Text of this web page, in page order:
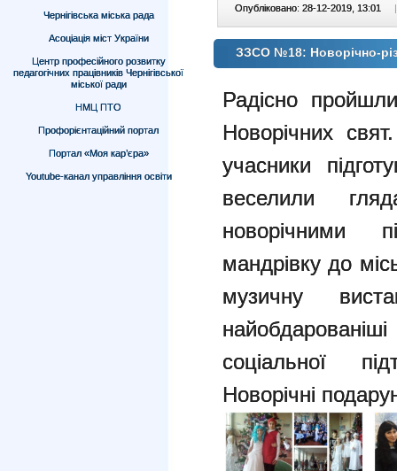
Чернігівська міська рада
Асоціація міст України
Центр професійного розвитку
педагогічних працівників Чернігівської
міської ради
НМЦ ПТО
Профорієнтаційний портал
Портал «Моя кар’єра»
Youtube-канал управління освіти
Опубліковано: 28-12-2019, 13:01 |
ЗЗСО №18: Новорічно-
Радісно
Новорічних
учасники
веселили
новорічними
мандрівку до
музичну
соціальної
Новорічні